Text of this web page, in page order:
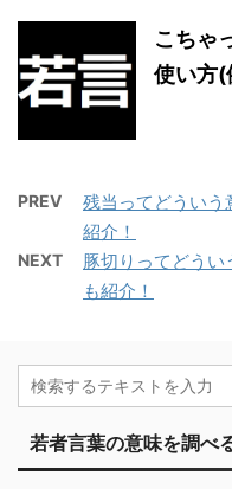
こちゃ
使い方(
PREV
残当ってどうい
紹介！
NEXT
豚切りってどう
も紹介！
若者言葉の意味を調べ